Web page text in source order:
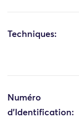
Techniques:
Numéro
d'Identification: